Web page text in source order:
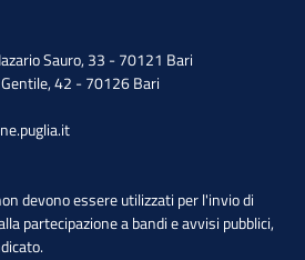
Sauro, 33 - 70121 Bari
42 - 70126 Bari
devono essere utilizzati per l'invio di
partecipazione a bandi e avvisi pubblici,